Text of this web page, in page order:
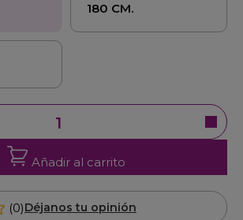
180 CM.
Añadir al carrito
(0)Déjanos tu opinión